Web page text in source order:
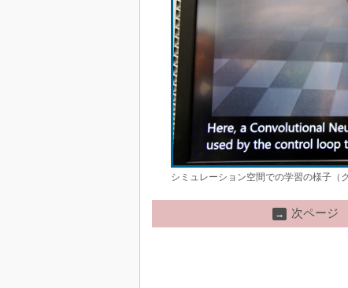
シミュレーション空間での学習の様子（
→ 次ページ